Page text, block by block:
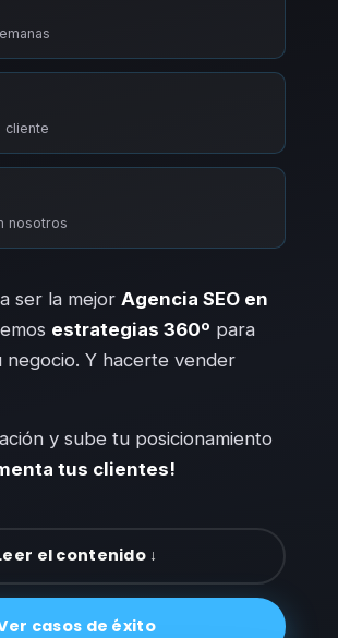
cliente
nosotros
ser la mejor Agencia SEO en
estrategias 360º para
negocio. Y hacerte vender
y sube tu posicionamiento
tus clientes!
el contenido ↓
casos de éxito